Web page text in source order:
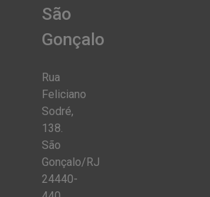
São
Gonçalo
Rua
Feliciano
Sodré,
138.
São
Gonçalo/RJ
24440-